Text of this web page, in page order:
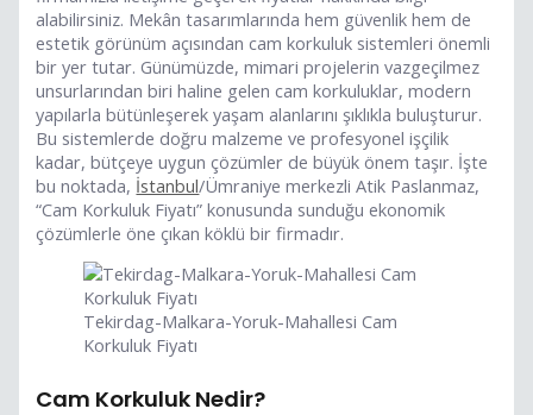
alabilirsiniz. Mekân tasarımlarında hem güvenlik hem de
estetik görünüm açısından cam korkuluk sistemleri önemli
bir yer tutar. Günümüzde, mimari projelerin vazgeçilmez
unsurlarından biri haline gelen cam korkuluklar, modern
yapılarla bütünleşerek yaşam alanlarını şıklıkla buluşturur.
Bu sistemlerde doğru malzeme ve profesyonel işçilik
kadar, bütçeye uygun çözümler de büyük önem taşır. İşte
bu noktada, İstanbul/Ümraniye merkezli Atik Paslanmaz,
“Cam Korkuluk Fiyatı” konusunda sunduğu ekonomik
çözümlerle öne çıkan köklü bir firmadır.
Tekirdag-Malkara-Yoruk-Mahallesi Cam
Korkuluk Fiyatı
Cam Korkuluk Nedir?